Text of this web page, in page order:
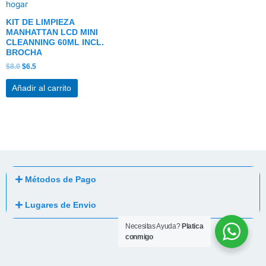
KIT DE LIMPIEZA
MANHATTAN LCD MINI
CLEANNING 60ML INCL.
BROCHA
$8.0 $6.5
Añadir al carrito
Métodos de Pago
Lugares de Envio
Necesitas Ayuda? Platica
conmigo